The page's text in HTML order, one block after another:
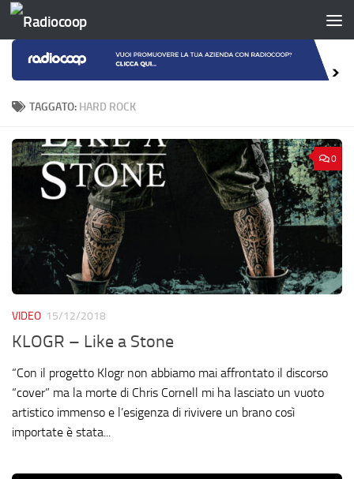
Salta al contenuto
TAGGATO: HARD ROCK
0
VIDEO 15/12/2018
KLOGR – Like a Stone
“Con il progetto Klogr non abbiamo mai affrontato il discorso
“cover” ma la morte di Chris Cornell mi ha lasciato un vuoto
artistico immenso e l’esigenza di rivivere un brano così
importate è stata...